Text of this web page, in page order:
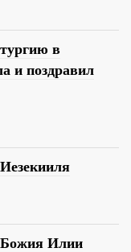
в
и поздравил
Божия Илии